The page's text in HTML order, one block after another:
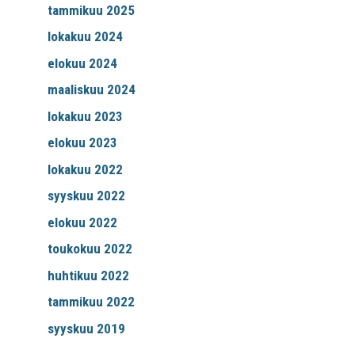
tammikuu 2025
lokakuu 2024
elokuu 2024
maaliskuu 2024
lokakuu 2023
elokuu 2023
lokakuu 2022
syyskuu 2022
elokuu 2022
toukokuu 2022
huhtikuu 2022
tammikuu 2022
syyskuu 2019